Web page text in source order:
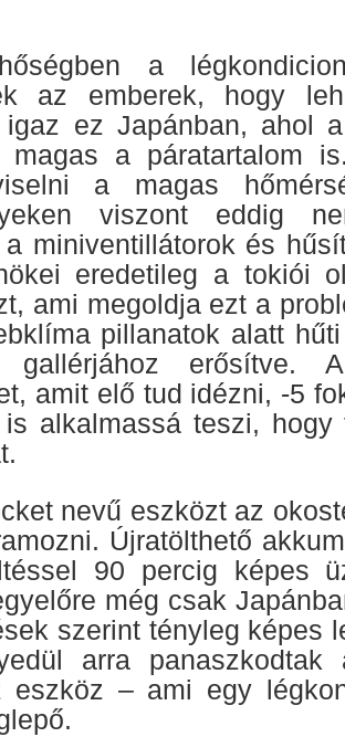
a
az emberek, hogy
igaz ez Japánban, ahol
magas a páratartalom
a magas
viszont eddig
a miniventillátorok és
eredetileg a tokiói
ami megoldja ezt a
pillanatok alatt
erősítve. A
amit elő tud idézni, -5
alkalmassá teszi, hogy
nevű eszközt az
Újratölthető
90 percig képes
még csak
szerint tényleg képes
arra
eszköz – ami egy